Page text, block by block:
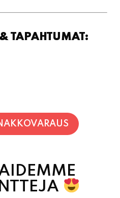
TAPAHTUMAT: